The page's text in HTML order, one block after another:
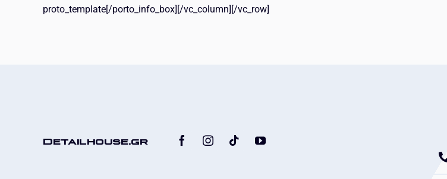
proto_template[/porto_info_box][/vc_column][/vc_row]
Detailhouse.gr